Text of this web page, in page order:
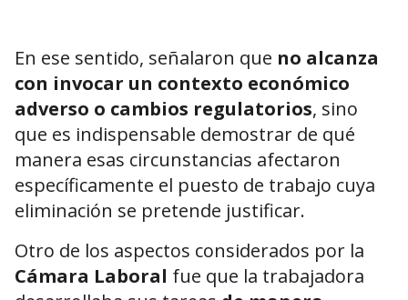
En ese sentido, señalaron que no alcanza
con invocar un contexto económico
adverso o cambios regulatorios, sino
que es indispensable demostrar de qué
manera esas circunstancias afectaron
específicamente el puesto de trabajo cuya
eliminación se pretende justificar.
Otro de los aspectos considerados por la
Cámara Laboral fue que la trabajadora